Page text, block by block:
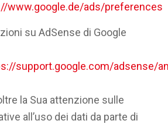
www.google.de/ads/preferences
su AdSense di Google
support.google.com/adsense/
la Sua attenzione sulle
all’uso dei dati da parte di